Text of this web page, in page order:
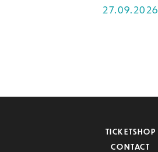
27.09.2026
TICKETSHOP
CONTACT